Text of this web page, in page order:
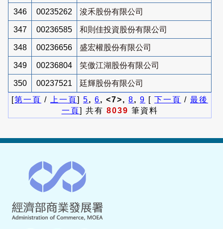
346 00235262 浚禾股份有限公司
347 00236585 和則佳投資股份有限公司
348 00236656 盛宏權股份有限公司
349 00236804 笑傲江湖股份有限公司
350 00237521
廷輝股份有限公司
[第一頁 / 上一頁] 5, 6, <7>, 8, 9 [ 下一頁 / 最後
一頁] 共有 8039 筆資料